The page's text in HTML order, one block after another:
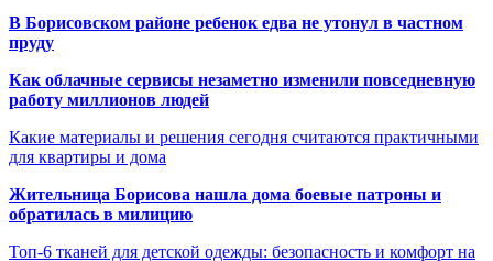
В Борисовском районе ребенок едва не утонул в частном
пруду
Как облачные сервисы незаметно изменили повседневную
работу миллионов людей
Какие материалы и решения сегодня считаются практичными
для квартиры и дома
Жительница Борисова нашла дома боевые патроны и
обратилась в милицию
Топ-6 тканей для детской одежды: безопасность и комфорт на